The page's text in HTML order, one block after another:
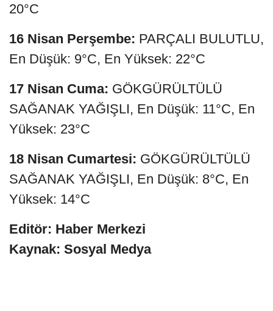
20°C
16 Nisan Perşembe: PARÇALI BULUTLU,
En Düşük: 9°C, En Yüksek: 22°C
17 Nisan Cuma: GÖKGÜRÜLTÜLÜ
SAĞANAK YAĞIŞLI, En Düşük: 11°C, En
Yüksek: 23°C
18 Nisan Cumartesi: GÖKGÜRÜLTÜLÜ
SAĞANAK YAĞIŞLI, En Düşük: 8°C, En
Yüksek: 14°C
Editör: Haber Merkezi
Kaynak: Sosyal Medya